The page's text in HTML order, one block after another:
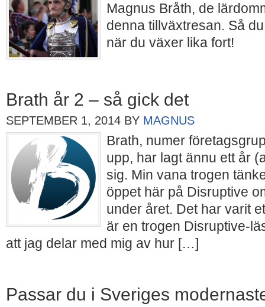
Magnus Bråth, de
denna tillväxtresan. Så
när du växer lika fort!
Brath år 2 – så gick det
SEPTEMBER 1, 2014 BY MAGNUS
Brath, numer
upp, har lagt ännu ett år
sig. Min vana trogen
öppet här på Disruptive
under året. Det har varit
är en trogen Disruptive-
att jag delar med mig av hur […]
Passar du i Sveriges